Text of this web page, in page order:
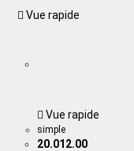
Vue rapide
Vue rapide
simple
20.012.00